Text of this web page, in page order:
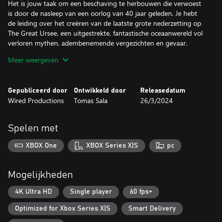
Het is jouw taak om een beschaving te herbouwen die verwoest
is door de nasleep van een oorlog van 40 jaar geleden. Je hebt
de leiding over het creëren van de laatste grote nederzetting op
The Great Ursee, een uitgestrekte, fantastische oceaanwereld vol
verloren mythen, adembenemende vergezichten en gevaar.
Vanaf nederige havens en houten aanlegsteigers scharrel je
monumentale stenen torens en kantelen die de lucht schrapen,
waar luchtschepen en gigantische oorlogsvliegtuigen heersen.
Creëer handelsroutes en sluit allianties met andere facties die
over de golven verspreid zijn, waarbij je machtige kapiteins en
commandanten kunt verwerven om je creaties te beschermen en
hun hulp te gebruiken bij het verkennen. Of je kunt je eigen
tegen je oude vijanden.
Het is aan jou om deze wereld te vormen en keuzes te maken,
welke erfenis laat jij achter? Welke creaties zullen jouw naam
dragen?
Meer weergeven
Gepubliceerd door
Wired Productions
Ontwikkeld door
Tomas Sala
Releasedatum
26/3/2024
Spelen met
XBOX One XBOX Series X|S pc
Mogelijkheden
4K Ultra HD Single player 60 fps+
Optimized for Xbox Series X|S Smart Delivery